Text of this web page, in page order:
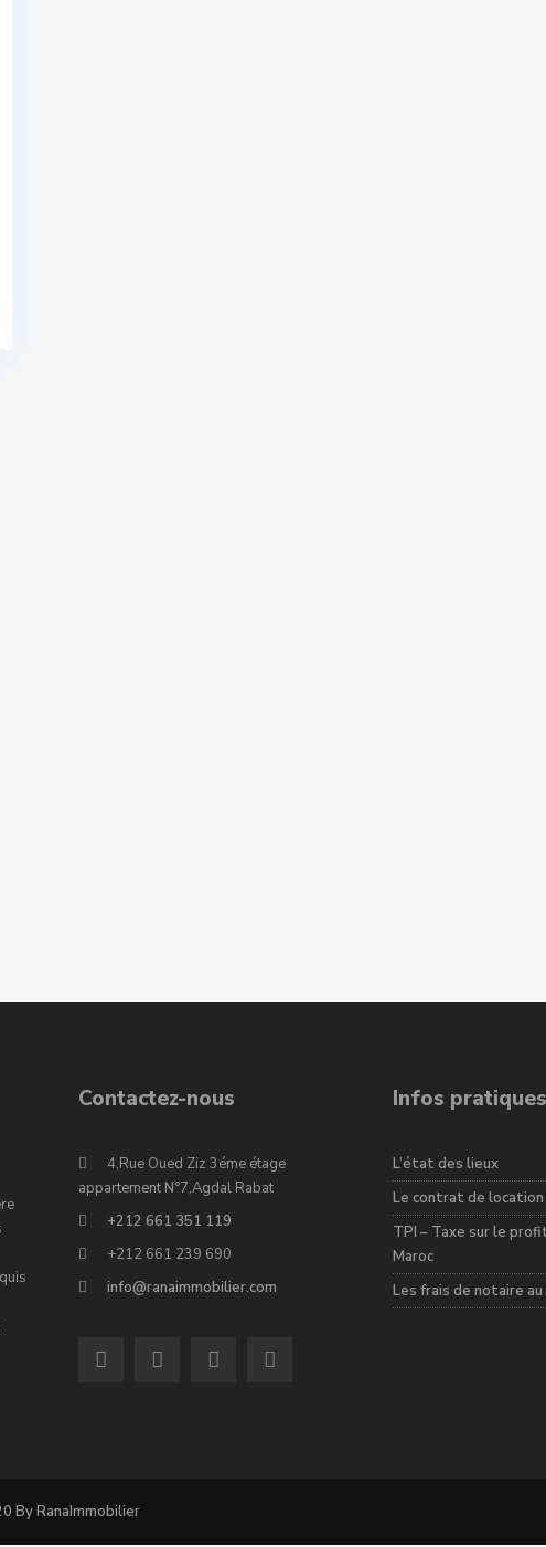
Contactez-nous
4,Rue Oued Ziz 3éme étage
appartement N°7,Agdal Rabat
+212 661 351 119
+212 661 239 690
info@ranaimmobilier.com
Infos pratiques
L’état des lieux
Le contrat de location
TPI – Taxe sur le
Maroc
Les frais de notaire au
By RanaImmobilier